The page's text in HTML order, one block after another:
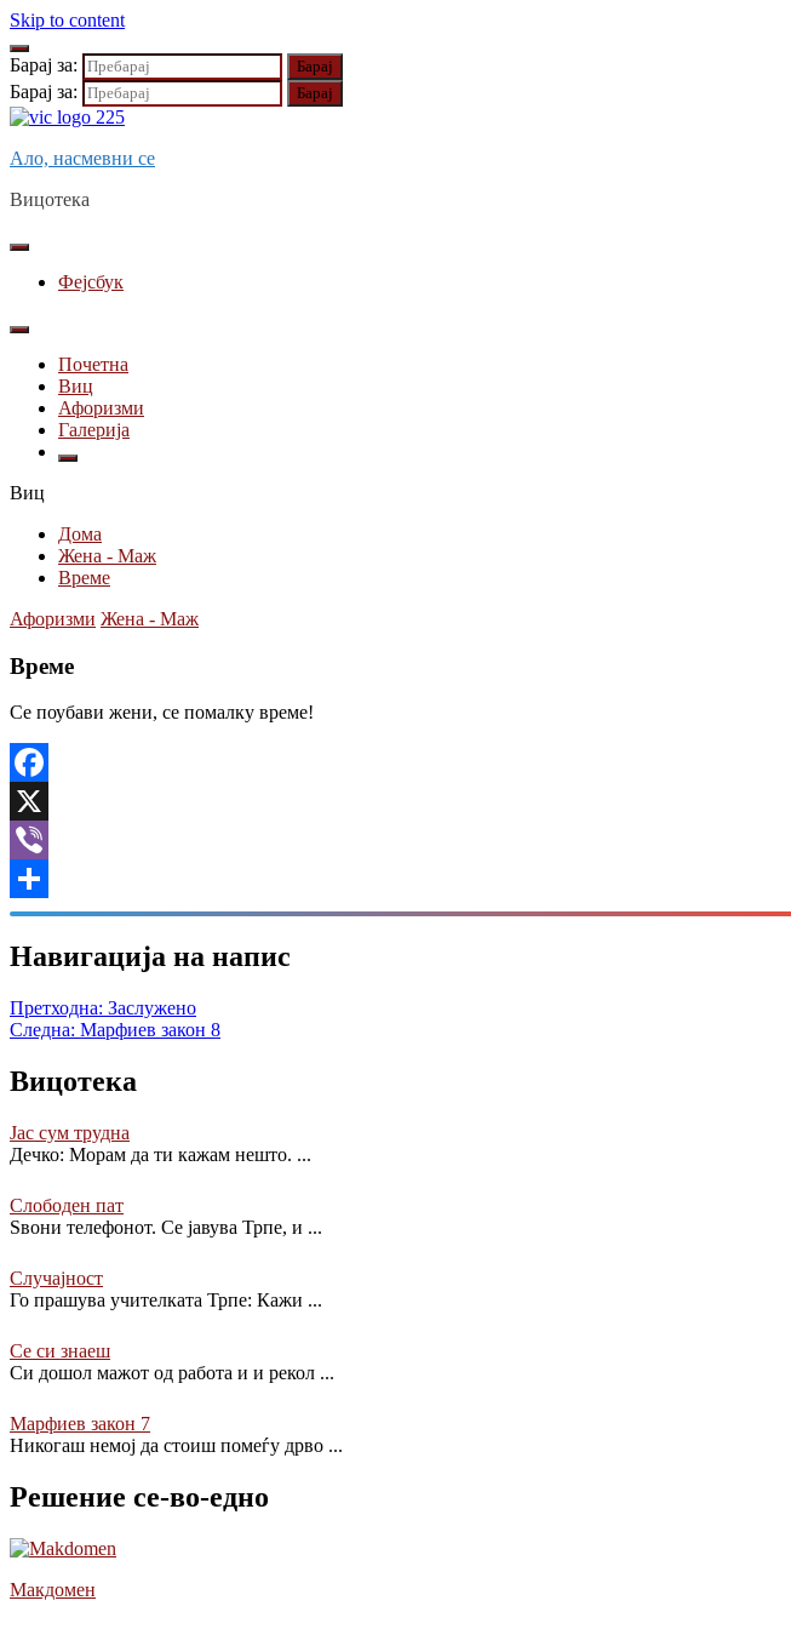
Skip to content
Барај за:
Барај за:
Ало, насмевни се
Вицотека
Фејсбук
Почетна
Виц
Афоризми
Галерија
Виц
Дома
Жена - Маж
Време
Афоризми Жена - Маж
Време
Се поубави жени, се помалку време!
Facebook
X
Viber
Share
Навигација на напис
Претходна: Заслужено
Следна: Марфиев закон 8
Вицотека
Јас сум трудна
Дечко: Морам да ти кажам нешто. ...
Слободен пат
Ѕвони телефонот. Се јавува Трпе, и ...
Случајност
Го прашува учителката Трпе: Кажи ...
Се си знаеш
Си дошол мажот од работа и и рекол ...
Марфиев закон 7
Никогаш немој да стоиш помеѓу дрво ...
Решение се-во-едно
Макдомен